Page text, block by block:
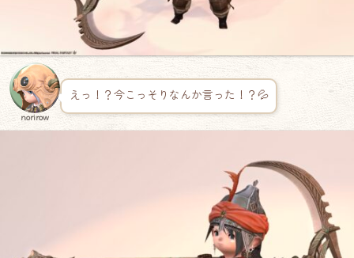
norirow
えっ！？今こっそりなんか言った！？💦